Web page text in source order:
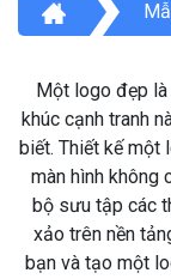
Một logo đẹp
khúc cạnh tranh
biết. Thiết kế một
màn hình không
bộ sưu tập các
xảo trên nền
bạn và tạo một